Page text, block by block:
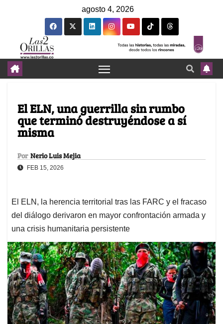
agosto 4, 2026
El ELN, una guerrilla sin rumbo
que terminó destruyéndose a sí
misma
Por Nerio Luis Mejia
FEB 15, 2026
El ELN, la herencia territorial tras las FARC y el fracaso
del diálogo derivaron en mayor confrontación armada y
una crisis humanitaria persistente